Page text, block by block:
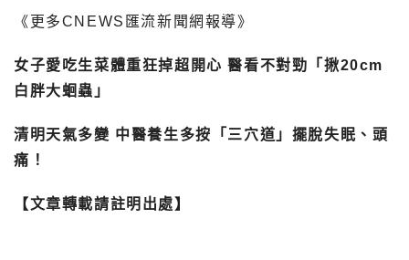
《更多CNEWS匯流新聞網報導》
女子愛吃生菜體重狂掉超開心 醫看不對勁「揪20cm
白胖大蛔蟲」
清明天氣多變 中醫養生多按「三穴道」擺脫失眠、頭
痛！
【文章轉載請註明出處】